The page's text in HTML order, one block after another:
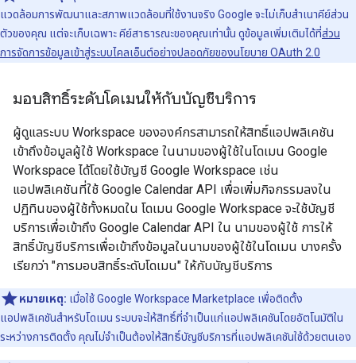
แวดล้อมการพัฒนาและสภาพแวดล้อมที่ใช้งานจริง Google จะไม่เก็บสำเนาคีย์ส่วน
ตัวของคุณ แต่จะเก็บเฉพาะ คีย์สาธารณะของคุณเท่านั้น ดูข้อมูลเพิ่มเติมได้ที่ส่วน
การจัดการข้อมูลเข้าสู่ระบบไคลเอ็นต์อย่างปลอดภัยของนโยบาย OAuth 2.0
มอบสิทธิ์ระดับโดเมนให้กับบัญชีบริการ
ผู้ดูแลระบบ Workspace ขององค์กรสามารถให้สิทธิ์แอปพลิเคชัน
เข้าถึงข้อมูลผู้ใช้ Workspace ในนามของผู้ใช้ในโดเมน Google
Workspace ได้โดยใช้บัญชี Google Workspace เช่น
แอปพลิเคชันที่ใช้ Google Calendar API เพื่อเพิ่มกิจกรรมลงใน
ปฏิทินของผู้ใช้ทั้งหมดใน โดเมน Google Workspace จะใช้บัญชี
บริการเพื่อเข้าถึง Google Calendar API ใน นามของผู้ใช้ การให้
สิทธิ์บัญชีบริการเพื่อเข้าถึงข้อมูลในนามของผู้ใช้ในโดเมน บางครั้ง
เรียกว่า "การมอบสิทธิ์ระดับโดเมน" ให้กับบัญชีบริการ
หมายเหตุ: เมื่อใช้ Google Workspace Marketplace เพื่อติดตั้ง
แอปพลิเคชันสำหรับโดเมน ระบบจะให้สิทธิ์ที่จำเป็นแก่แอปพลิเคชันโดยอัตโนมัติใน
ระหว่างการติดตั้ง คุณไม่จำเป็นต้องให้สิทธิ์บัญชีบริการที่แอปพลิเคชันใช้ด้วยตนเอง